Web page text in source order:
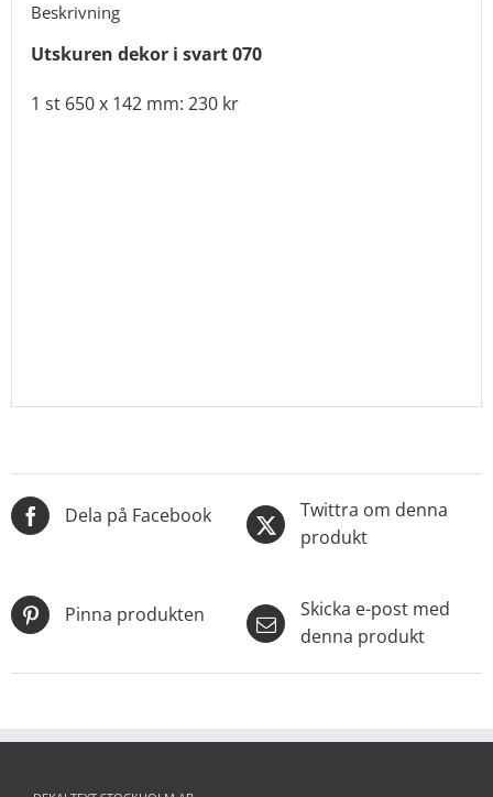
Beskrivning
Utskuren dekor i svart 070
1 st 650 x 142 mm: 230 kr
Dela på Facebook
Twittra om denna
produkt
Pinna produkten
Skicka e-post med
denna produkt